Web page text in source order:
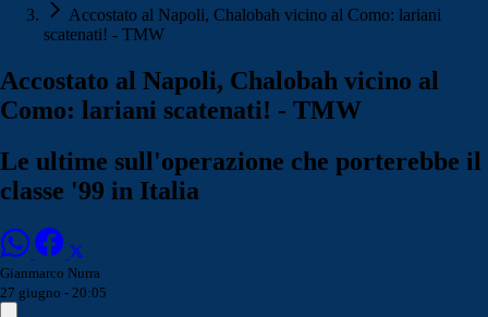
Accostato al Napoli, Chalobah vicino al Como: lariani
scatenati! - TMW
Accostato al Napoli, Chalobah vicino al
Como: lariani scatenati! - TMW
Le ultime sull'operazione che porterebbe il
classe '99 in Italia
Gianmarco Nurra
27 giugno - 20:05